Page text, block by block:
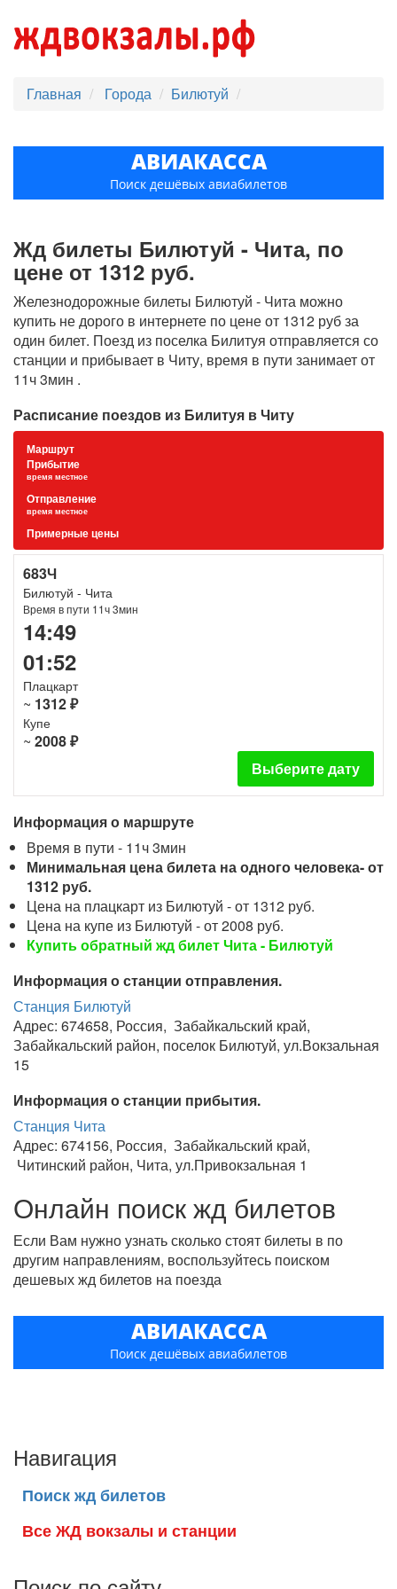
Главная Города Билютуй
АВИАКАССА
Поиск дешёвых авиабилетов
Жд билеты Билютуй - Чита, по
цене от 1312 руб.
Железнодорожные билеты Билютуй - Чита можно
купить не дорого в интернете по цене от 1312 руб за
один билет. Поезд из поселка Билитуя отправляется со
станции и прибывает в Читу, время в пути занимает от
11ч 3мин .
Расписание поездов из Билитуя в Читу
Маршрут
Прибытие
время местное
Отправление
время местное
Примерные цены
683Ч
Билютуй - Чита
Время в пути 11ч 3мин
14:49
01:52
Плацкарт
~ 1312 ₽
Купе
~ 2008 ₽
Выберите дату
Информация о маршруте
Время в пути - 11ч 3мин
Минимальная цена билета на одного человека- от
1312 руб.
Цена на плацкарт из Билютуй - от 1312 руб.
Цена на купе из Билютуй - от 2008 руб.
Купить обратный жд билет Чита - Билютуй
Информация о станции отправления.
Станция Билютуй
Адрес: 674658, Россия, Забайкальский край,
Забайкальский район, поселок Билютуй, ул.Вокзальная
15
Информация о станции прибытия.
Станция Чита
Адрес: 674156, Россия, Забайкальский край,
Читинский район, Чита, ул.Привокзальная 1
Онлайн поиск жд билетов
Если Вам нужно узнать сколько стоят билеты в по
другим направлениям, воспользуйтесь поиском
дешевых жд билетов на поезда
АВИАКАССА
Поиск дешёвых авиабилетов
Навигация
Поиск жд билетов
Все ЖД вокзалы и станции